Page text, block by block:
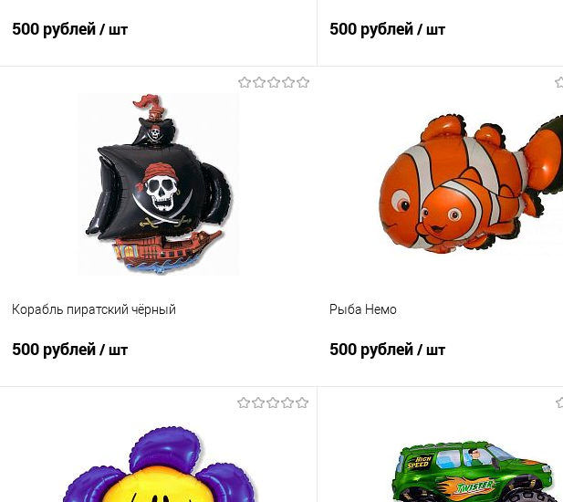
500 рублей/ шт
В корзину
Купить в 1 клик
Сравнение
Под заказ
500 рублей/ шт
Купить в 1 клик
Сравнение
В избранное
Под заказ
Корабль пиратский чёрный
500 рублей/ шт
В корзину
Купить в 1 клик
Сравнение
Рыба Немо
500 рублей/ шт
Купить в 1 клик
Сравнение